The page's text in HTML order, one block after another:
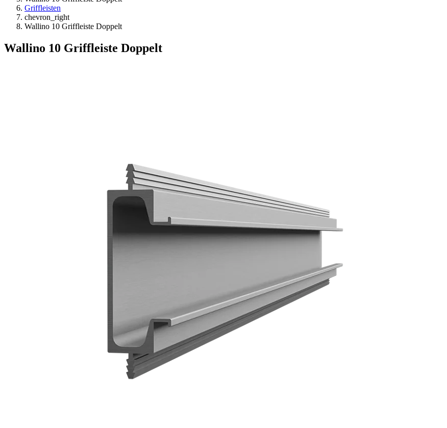
Griffleisten
chevron_right
Wallino 10 Griffleiste Doppelt
Wallino 10 Griffleiste Doppelt